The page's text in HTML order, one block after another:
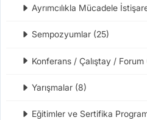
Ayrımcılıkla Mücadele
Sempozyumlar (25)
Konferans / Çalıştay / Forum
Yarışmalar (8)
Eğitimler ve Sertifika